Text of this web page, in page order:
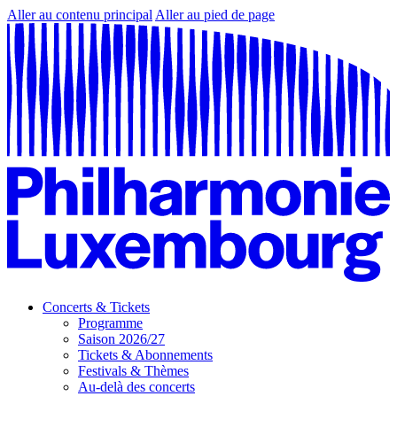
Aller au contenu principal Aller au pied de page
Concerts & Tickets
Programme
Saison 2026/27
Tickets & Abonnements
Festivals & Thèmes
Au-delà des concerts